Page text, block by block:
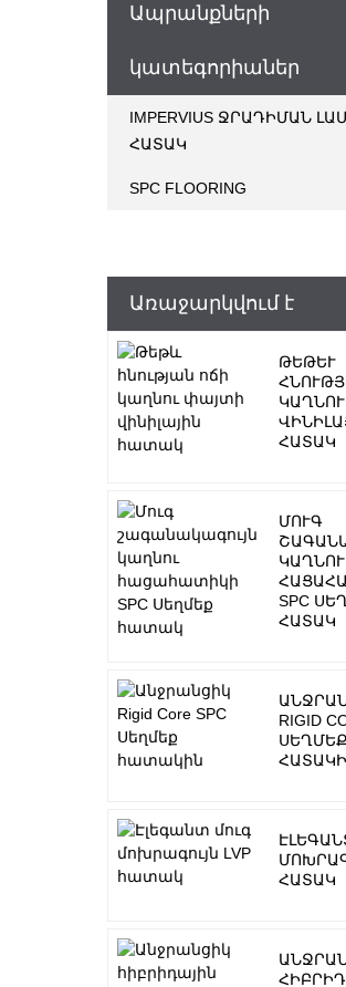
Ապրանքների
կատեգորիաներ
IMPERVIUS ՋՐԱԴԻՄԱՆ
ՀԱՏԱԿ
SPC FLOORING
Առաջարկվում է
ԹԵԹԵՒ Հ
ԱՂՆՈՒ
ԱՏԱԿ
ՄՈՒԳ
ԿԱՂՆՈՒ
SPC
ՀԱՏԱԿ
RIGID
ՍԵՂՄԵՔ
ՀԱՏԱԿ